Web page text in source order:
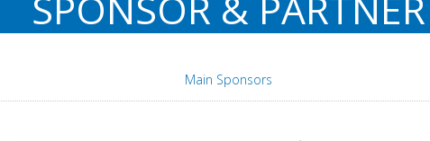
Main Sponsors